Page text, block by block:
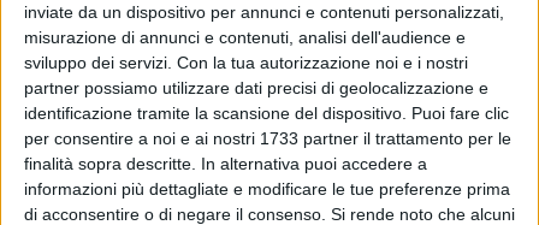
inviate da un dispositivo per annunci e contenuti personalizzati,
misurazione di annunci e contenuti, analisi dell'audience e
sviluppo dei servizi. Con la tua autorizzazione noi e i nostri
partner possiamo utilizzare dati precisi di geolocalizzazione e
identificazione tramite la scansione del dispositivo. Puoi fare clic
per consentire a noi e ai nostri 1733 partner il trattamento per le
finalità sopra descritte. In alternativa puoi accedere a
informazioni più dettagliate e modificare le tue preferenze prima
di acconsentire o di negare il consenso. Si rende noto che alcuni
25
Si terrà domenica 16 novembre a Bisceglie, presso il
comitato di via XXIV Maggio 41, l'incontro dal titolo "Dalla